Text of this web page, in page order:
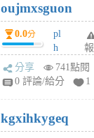
個
月
前
個
月
前
oujmxsguon
0.0分
pl
h
wi
w
6
個
報
分享
741點閱
0 評論/給分
1
kgxihkygeq